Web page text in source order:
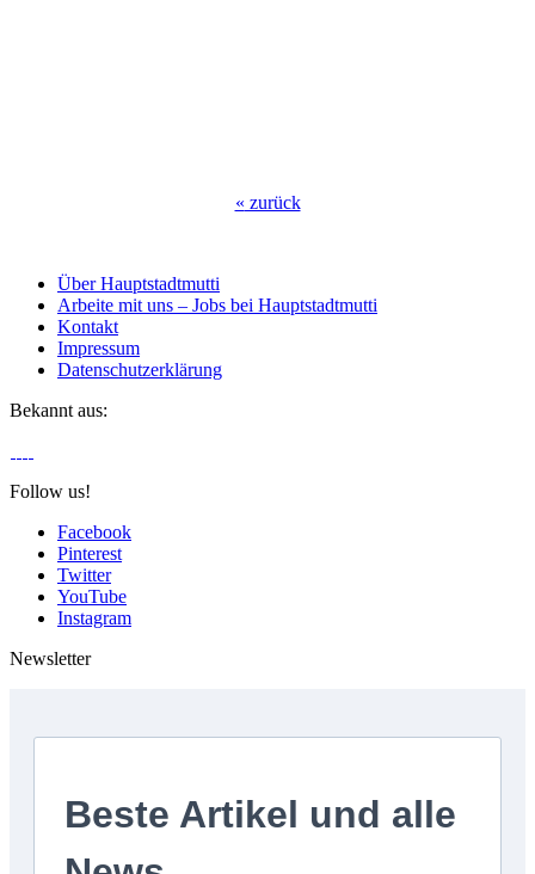
« zurück
Über Hauptstadtmutti
Arbeite mit uns – Jobs bei Hauptstadtmutti
Kontakt
Impressum
Datenschutzerklärung
Bekannt aus:
Follow us!
Facebook
Pinterest
Twitter
YouTube
Instagram
Newsletter